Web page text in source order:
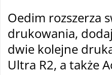
Oedim rozszerza
drukowania,
dwie kolejne
Ultra R2, a także